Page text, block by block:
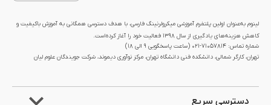
لینوم به‌عنوان اولین پلتفرم آموزشی میکرولرنینگ فارسی، با هدف دسترسی همگانی به آموزش باکیفیت و
کاهش هزینه‌های یادگیری از سال 1398 فعالیت خود را آغاز کرده‌است.
شماره تماس: 71057814-021 (ساعت پاسخگویی ۹ الی ۱۸)
تهران، کارگر شمالی، دانشکده فنی دانشگاه تهران، مرکز نوآوری دیموند، شرکت جویندگان علوم لیان
دسترسی سریع